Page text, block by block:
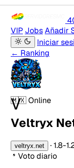
VIP JobsAñadir
Iniciar
← Ranking
V
🇲🇽Online
Veltryx
veltryx.net ·1.8-
Voto diario